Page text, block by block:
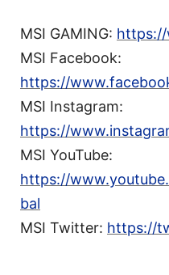
MSI GAMING:
MSI Facebook:
https://
MSI Instagram:
https://
MSI YouTube:
https://
bal
MSI Twitter: https://